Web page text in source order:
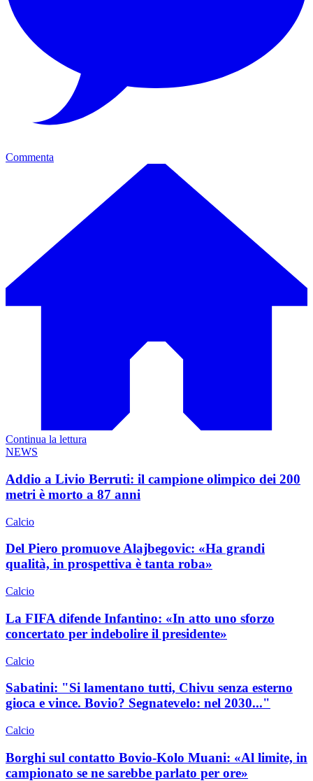
Commenta
Continua la lettura
NEWS
Addio a Livio Berruti: il campione olimpico dei 200
metri è morto a 87 anni
Calcio
Del Piero promuove Alajbegovic: «Ha grandi
qualità, in prospettiva è tanta roba»
Calcio
La FIFA difende Infantino: «In atto uno sforzo
concertato per indebolire il presidente»
Calcio
Sabatini: "Si lamentano tutti, Chivu senza esterno
gioca e vince. Bovio? Segnatevelo: nel 2030..."
Calcio
Borghi sul contatto Bovio-Kolo Muani: «Al limite, in
campionato se ne sarebbe parlato per ore»